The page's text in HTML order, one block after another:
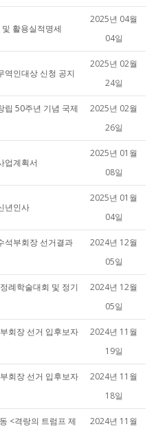
활용실적명세
2025년 04월
04일
역인대상 신청 공지
2025년 02월
24일
립 50주년 기념 국제
2025년 02월
26일
업계획서
2025년 01월
08일
년인사
2025년 01월
04일
석부회장 선거결과
2024년 12월
05일
례학술대회 및 정기
2024년 12월
05일
회장 선거 입후보자
2024년 11월
19일
회장 선거 입후보자
2024년 11월
18일
<격랑의 트럼프 제
2024년 11월